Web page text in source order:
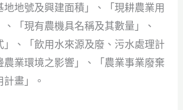
地地號及興建面積」、「現耕農業用
「現有農機具名稱及其數量」、
」、「飲用水來源及廢、污水處理計
農業環境之影響」、「農業事業廢棄
畫」。